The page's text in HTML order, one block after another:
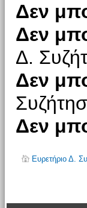
Δεν
Δεν
Δ.
Δεν
Δεν
Ευρετήριο Δ.